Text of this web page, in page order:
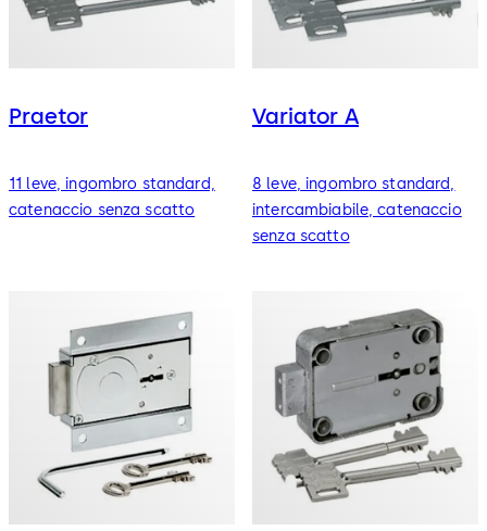
Praetor
11 leve, ingombro standard,
catenaccio senza scatto
Variator A
8 leve, ingombro standard,
intercambiabile, catenaccio
senza scatto